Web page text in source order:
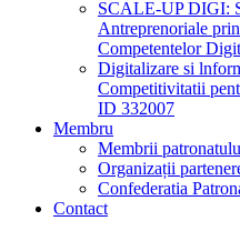
SCALE-UP DIGI:
Antreprenoriale
Competentelor
Digitalizare si
Competitivitatii
ID 332007
Membru
Membrii
Organizații
Confederatia
Contact